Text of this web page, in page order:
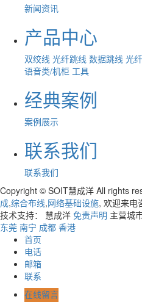
新闻资讯
产品中心
双绞线 光纤跳线 数据跳线 光纤
语音类/机柜 工具
经典案例
案例展示
联系我们
联系我们
Copyright © SOIT慧成洋 All rights
成,综合布线,网络基础设施, 欢迎来电
技术支持： 慧成洋 免责声明 主营城
东莞 南宁 成都 香港
首页
电话
邮箱
联系
在线留言